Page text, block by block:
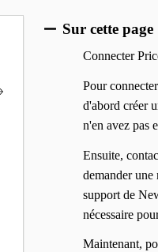
Sur cette page
Connecter
Pour
d'abord créer
n'en avez pas
Ensuite,
demander
support de
nécessaire
Maintenant,